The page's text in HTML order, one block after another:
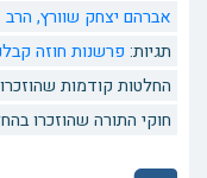
אברהם יצחק שוורץ, הרב
תגיות: פרשנות חוזה
החלטות קודמות
חוקי התורה שהוזכרו